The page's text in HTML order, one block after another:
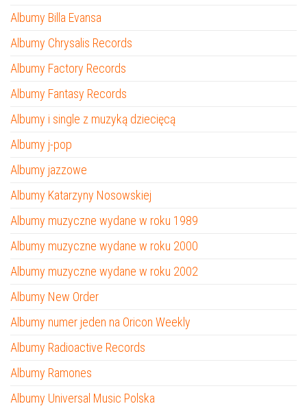
Albumy Billa Evansa
Albumy Chrysalis Records
Albumy Factory Records
Albumy Fantasy Records
Albumy i single z muzyką dziecięcą
Albumy j-pop
Albumy jazzowe
Albumy Katarzyny Nosowskiej
Albumy muzyczne wydane w roku 1989
Albumy muzyczne wydane w roku 2000
Albumy muzyczne wydane w roku 2002
Albumy New Order
Albumy numer jeden na Oricon Weekly
Albumy Radioactive Records
Albumy Ramones
Albumy Universal Music Polska